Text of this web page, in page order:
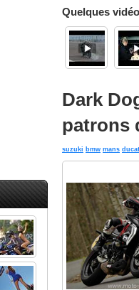
Quelques
Dark
patrons
suzuki bmw mans